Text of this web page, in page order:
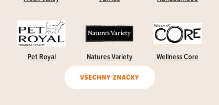
Pet Royal Natures Variety Wellness Core
VŠECHNY ZNAČKY